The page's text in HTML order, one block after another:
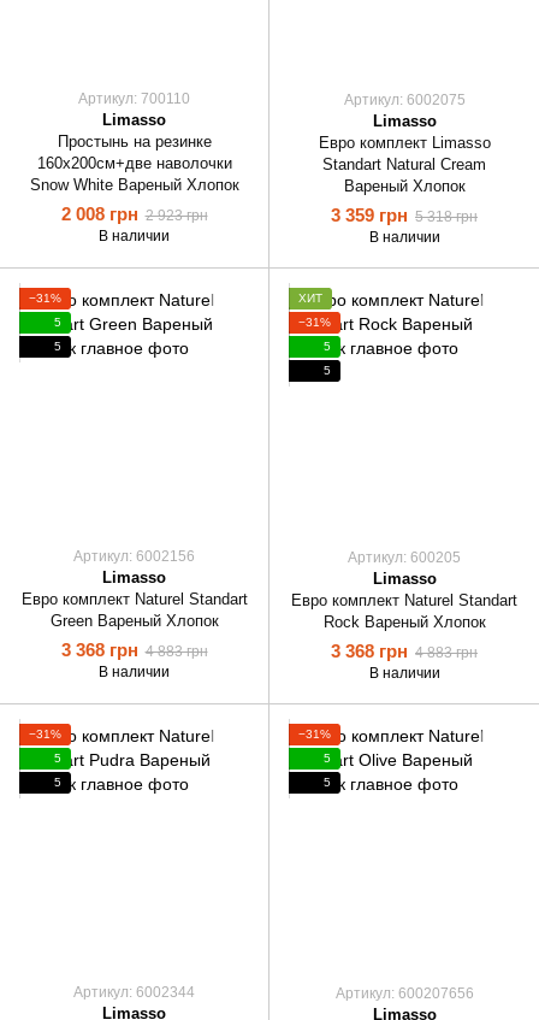
Артикул: 700110
Limasso
Простынь на резинке
160х200см+две наволочки
Snow White Вареный Хлопок
2 008 грн 2 923 грн
В наличии
Артикул: 6002075
Limasso
Евро комплект Limasso
Standart Natural Cream
Вареный Хлопок
3 359 грн 5 318 грн
В наличии
−31%
5
5
Артикул: 6002156
Limasso
Евро комплект Naturel Standart
Green Вареный Хлопок
3 368 грн 4 883 грн
В наличии
ХИТ
−31%
5
5
Артикул: 600205
Limasso
Евро комплект Naturel Standart
Rock Вареный Хлопок
3 368 грн 4 883 грн
В наличии
−31%
5
5
Артикул: 6002344
Limasso
−31%
5
5
Артикул: 600207656
Limasso